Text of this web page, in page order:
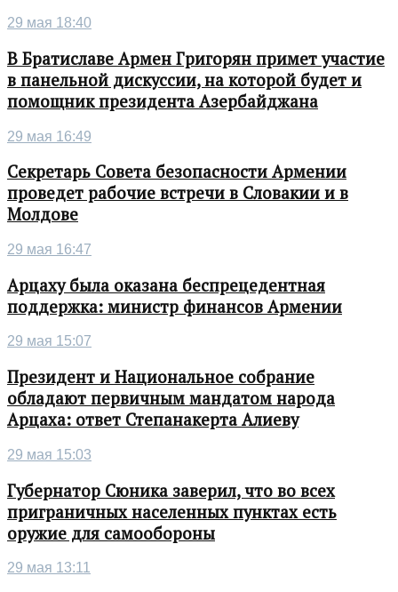
29 мая 18:40
В Братиславе Армен Григорян примет участие
в панельной дискуссии, на которой будет и
помощник президента Азербайджана
29 мая 16:49
Секретарь Совета безопасности Армении
проведет рабочие встречи в Словакии и в
Молдове
29 мая 16:47
Арцаху была оказана беспрецедентная
поддержка: министр финансов Армении
29 мая 15:07
Президент и Национальное собрание
обладают первичным мандатом народа
Арцаха: ответ Степанакерта Алиеву
29 мая 15:03
Губернатор Сюника заверил, что во всех
приграничных населенных пунктах есть
оружие для самообороны
29 мая 13:11